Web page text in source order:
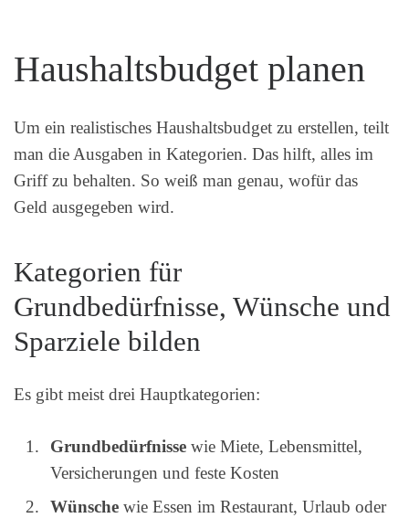
Haushaltsbudget planen
Um ein realistisches Haushaltsbudget zu erstellen, teilt
man die Ausgaben in Kategorien. Das hilft, alles im
Griff zu behalten. So weiß man genau, wofür das
Geld ausgegeben wird.
Kategorien für
Grundbedürfnisse, Wünsche und
Sparziele bilden
Es gibt meist drei Hauptkategorien:
Grundbedürfnisse wie Miete, Lebensmittel,
Versicherungen und feste Kosten
Wünsche wie Essen im Restaurant, Urlaub oder